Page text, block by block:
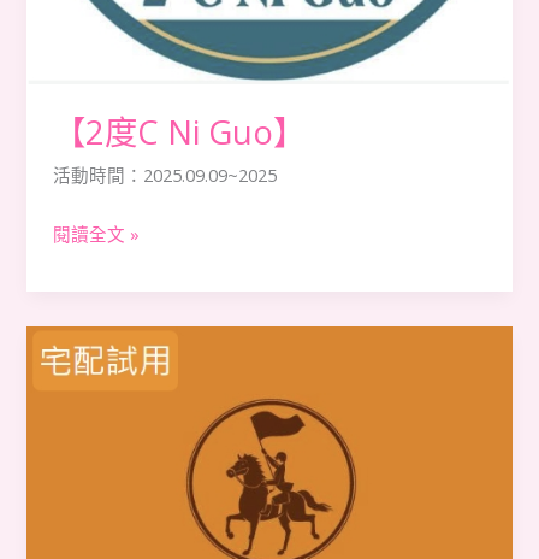
【2度C Ni Guo】
活動時間：2025.09.09~2025
閱讀全文 »
【法
布